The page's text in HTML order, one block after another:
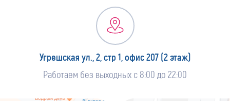
Угрешская ул., 2, стр 1, офис 207 (2 этаж)
Работаем без выходных с 8:00 до 22:00